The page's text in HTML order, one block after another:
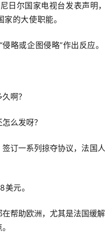
日尔国家电视台发表声明
的大使职能。
略或企图侵略”作出反应。
啊？
么发呀？
订一系列掠夺协议， 法国
元。
帮助欧洲，尤其是法国缓